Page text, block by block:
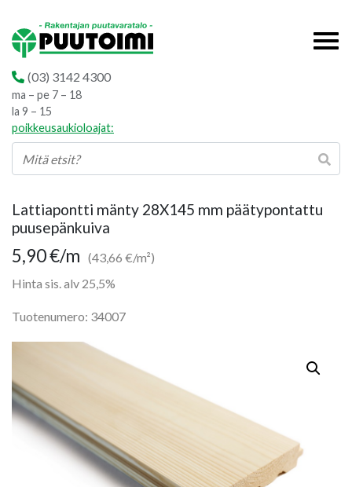
(03) 3142 4300
ma – pe 7 – 18
la 9 – 15
poikkeusaukioloajat:
Lattiapontti mänty 28X145 mm päätypontattu
puusepänkuiva
5,90€/m (43,66 €/m²)
Hinta sis. alv 25,5%
Tuotenumero: 34007